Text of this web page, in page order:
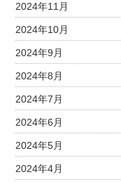
2024年11月
2024年10月
2024年9月
2024年8月
2024年7月
2024年6月
2024年5月
2024年4月